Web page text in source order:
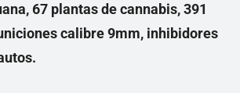
67 plantas de cannabis, 391
calibre 9mm, inhibidores